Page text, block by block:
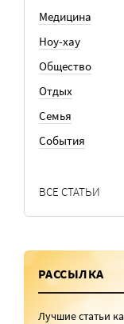
Медицина
Ноу-хау
Общество
Отдых
Семья
События
ВСЕ СТАТЬИ
РАССЫЛКА
Лучшие статьи